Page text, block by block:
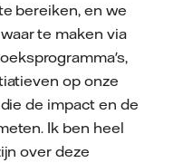
bereiken, en we
te maken via
op onze
de impact en de
Ik ben heel
over deze